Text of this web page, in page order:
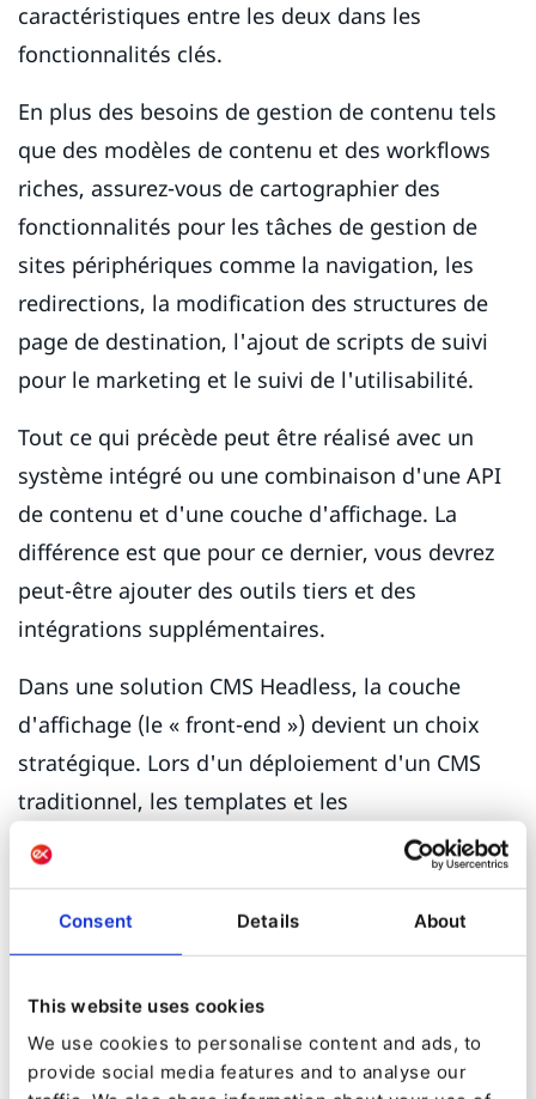
Consent Details About
This website uses cookies
We use cookies to personalise content and ads, to
provide social media features and to analyse our
caractéristiques entre les deux dans les
fonctionnalités clés.
En plus des besoins de gestion de contenu tels
que des modèles de contenu et des workflows
riches, assurez-vous de cartographier des
fonctionnalités pour les tâches de gestion de
sites périphériques comme la navigation, les
redirections, la modification des structures de
page de destination, l'ajout de scripts de suivi
pour le marketing et le suivi de l'utilisabilité.
Tout ce qui précède peut être réalisé avec un
système intégré ou une combinaison d'une API
de contenu et d'une couche d'affichage. La
différence est que pour ce dernier, vous devrez
peut-être ajouter des outils tiers et des
intégrations supplémentaires.
Dans une solution CMS Headless, la couche
d'affichage (le « front-end ») devient un choix
stratégique. Lors d'un déploiement d'un CMS
traditionnel, les templates et les
implémentations frontales sont aisément
Dans une implémentation traditionnelle d'un
peut être active pendant cinq à dix ans après le
projet d'implémentation initial ; il est souvent
nécessaire de procéder à une refonte